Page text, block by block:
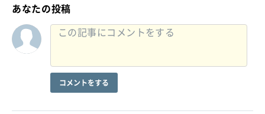
あなたの投稿
コメントをする